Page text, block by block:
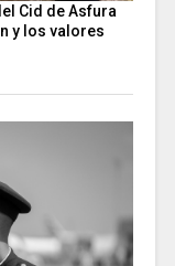
Cid de Asfura
y los valores